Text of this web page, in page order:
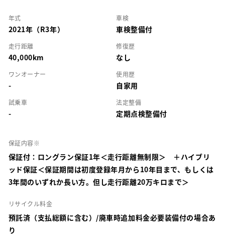
年式
2021年（R3年）
車検
車検整備付
走行距離
40,000km
修復歴
なし
ワンオーナー
-
使用歴
自家用
試乗車
-
法定整備
定期点検整備付
保証内容※
保証付：ロングラン保証1年＜走行距離無制限＞ ＋ハイブリ
ッド保証＜保証期間は初度登録年月から10年目まで、もしくは
3年間のいずれか長い方。但し走行距離20万キロまで＞
リサイクル料金
預託済（支払総額に含む）/廃車時追加料金必要装備付の場合あ
り